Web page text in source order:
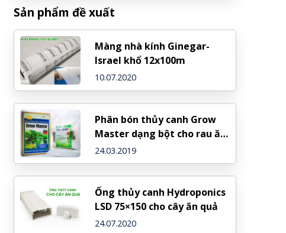
Sản phẩm đề xuất
Màng nhà kính Ginegar-
Israel khổ 12x100m
10.07.2020
Phân bón thủy canh Grow
Master dạng bột cho rau ăn
lá
24.03.2019
Ống thủy canh Hydroponics
LSD 75×150 cho cây ăn quả
24.07.2020